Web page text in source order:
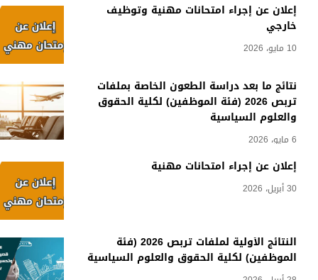
إعلان عن إجراء امتحانات مهنية وتوظيف
خارجي
10 مايو، 2026
نتائج ما بعد دراسة الطعون الخاصة بملفات
تربص 2026 (فئة الموظفين) لكلية الحقوق
والعلوم السياسية
6 مايو، 2026
إعلان عن إجراء امتحانات مهنية
30 أبريل، 2026
النتائج الأولية لملفات تربص 2026 (فئة
الموظفين) لكلية الحقوق والعلوم السياسية